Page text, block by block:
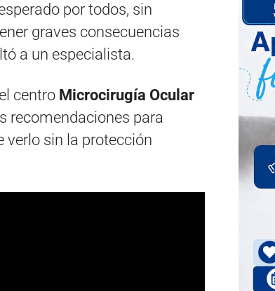
por todos, sin
graves consecuencias
a un especialista.
centro Microcirugía Ocular
recomendaciones para
verlo sin la protección